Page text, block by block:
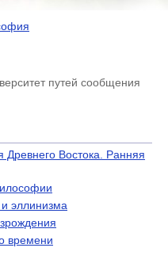
путей сообщения
Востока. Ранняя
эллинизма
времени